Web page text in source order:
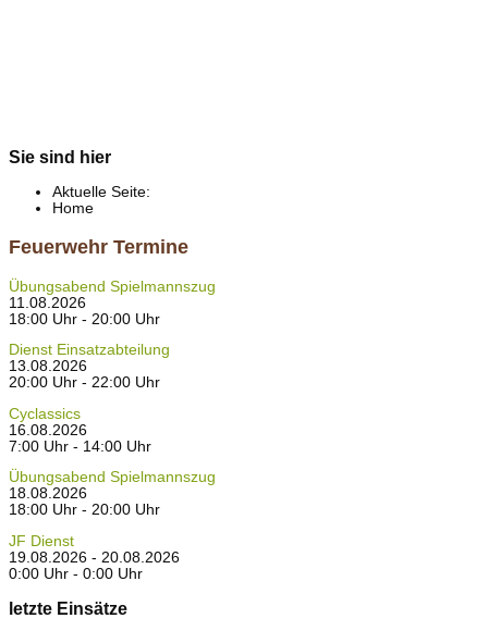
Sie sind hier
Aktuelle Seite:
Home
Feuerwehr Termine
Übungsabend Spielmannszug
11.08.2026
18:00 Uhr - 20:00 Uhr
Dienst Einsatzabteilung
13.08.2026
20:00 Uhr - 22:00 Uhr
Cyclassics
16.08.2026
7:00 Uhr - 14:00 Uhr
Übungsabend Spielmannszug
18.08.2026
18:00 Uhr - 20:00 Uhr
JF Dienst
19.08.2026 - 20.08.2026
0:00 Uhr - 0:00 Uhr
letzte Einsätze